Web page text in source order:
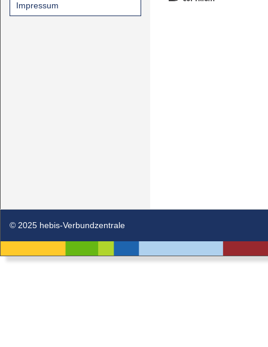
Impressum
© 2025 hebis-Verbundzentrale